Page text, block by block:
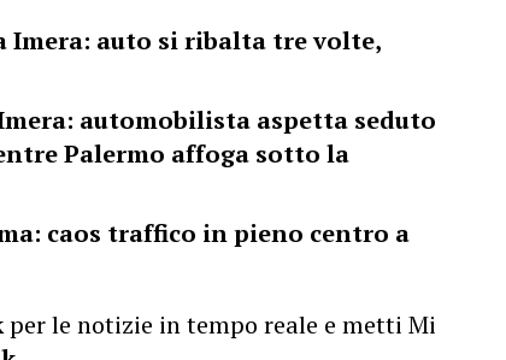
Imera: auto si ribalta tre volte,
automobilista aspetta seduto
Palermo affoga sotto la
caos traffico in pieno centro a
per le notizie in tempo reale e metti Mi